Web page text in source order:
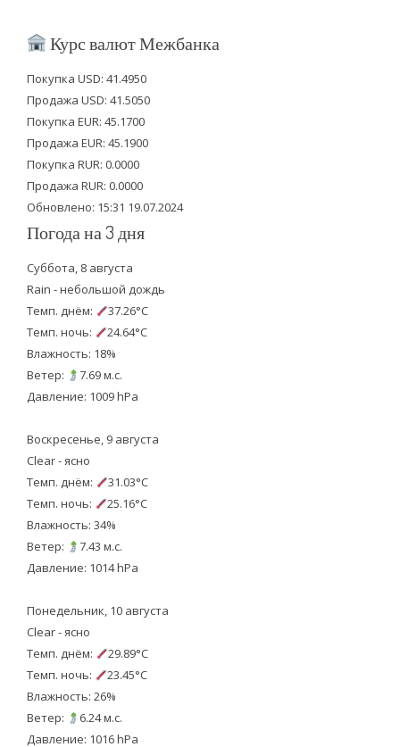
i
t
e
r
c
b
o
o
k
u
u
b
e
Курс валют Межбанка
Покупка USD: 41.4950
Продажа USD: 41.5050
Покупка EUR: 45.1700
Продажа EUR: 45.1900
Покупка RUR: 0.0000
Продажа RUR: 0.0000
Обновлено: 15:31 19.07.2024
Погода на 3 дня
Суббота, 8 августа
Rain - небольшой дождь
Темп. днём:
37.26°C
Темп. ночь:
24.64°C
Влажность: 18%
Ветер:
7.69 м.с.
Давление: 1009 hPa
Воскресенье, 9 августа
Clear - ясно
Темп. днём:
31.03°C
Темп. ночь:
25.16°C
Влажность: 34%
Ветер:
7.43 м.с.
Давление: 1014 hPa
Понедельник, 10 августа
Clear - ясно
Темп. днём:
29.89°C
Темп. ночь:
23.45°C
Влажность: 26%
Ветер:
6.24 м.с.
Давление: 1016 hPa